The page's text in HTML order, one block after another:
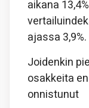
aikana
ajassa 3,9%.
Joidenkin
osakkeita
onnistunut